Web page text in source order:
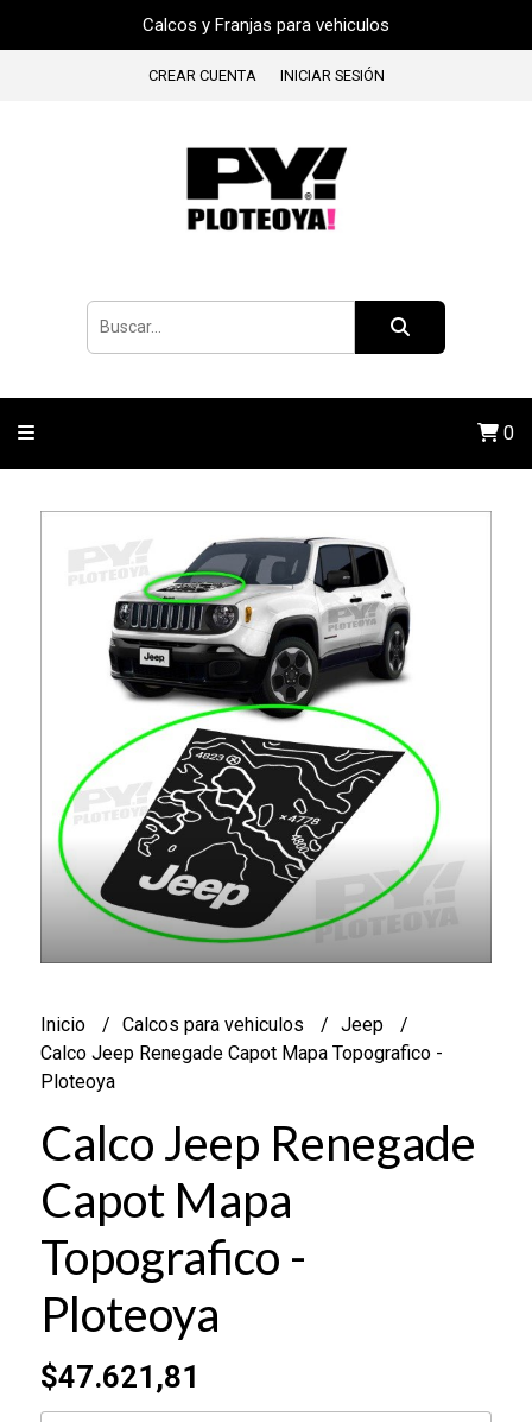
Calcos y Franjas para vehiculos
CREAR CUENTA INICIAR SESIÓN
0
Inicio Calcos para vehiculos
Jeep
Calco Jeep Renegade Capot Mapa Topografico -
Ploteoya
Calco Jeep Renegade
Capot Mapa
Topografico -
Ploteoya
$47.621,81